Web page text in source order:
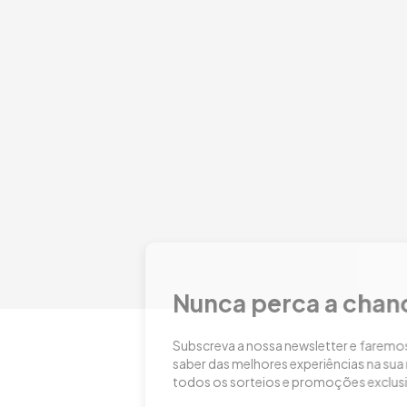
a chance de mimar-se
newsletter e faremos com que seja sempre o primeiro a
experiências na sua região. Iremos informá-lo sobre
e promoções exclusivas para os nossos assinantes!